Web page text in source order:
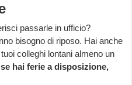
passarle in ufficio?
bisogno di riposo. Hai anche
colleghi lontani almeno un
hai ferie a disposizione,